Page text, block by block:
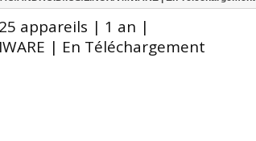
appareils | 1 an |
| En Téléchargement